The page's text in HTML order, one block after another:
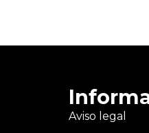
Aviso legal